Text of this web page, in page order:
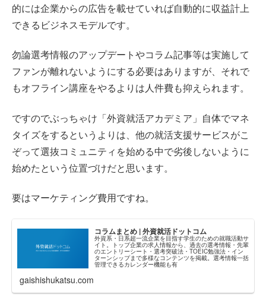
的には企業からの広告を載せていれば自動的に収益計上
できるビジネスモデルです。
勿論選考情報のアップデートやコラム記事等は実施して
ファンが離れないようにする必要はありますが、それで
もオフライン講座をやるよりは人件費も抑えられます。
ですのでぶっちゃけ「外資就活アカデミア」自体でマネ
タイズをするというよりは、他の就活支援サービスがこ
ぞって選抜コミュニティを始める中で劣後しないように
始めたという位置づけだと思います。
要はマーケティング費用ですね。
コラムまとめ | 外資就活ドットコム
外資系・日系超一流企業を目指す学生のための就職活動サ
イト。トップ企業の求人情報から、過去の選考情報・先輩
のエントリーシート・選考突破法・TOEIC勉強法・イン
ターンシップまで多様なコンテンツを掲載。選考情報一括
管理できるカレンダー機能も有
gaishishukatsu.com